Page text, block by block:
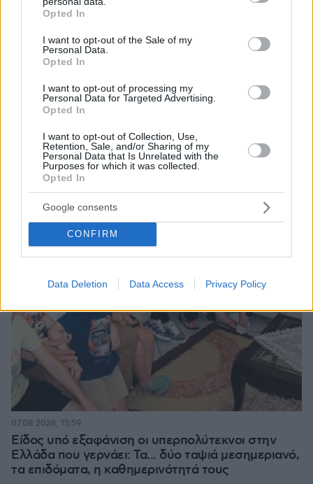
grant or deny consent to Google and its third-party tags to
use your data for below specified purposes in below Google
consent section.
Opted In
I want to opt-out of the Sale of my
Personal Data.
Opted In
I want to opt-out of processing my
Personal Data for Targeted Advertising.
Opted In
I want to opt-out of Collection, Use,
Retention, Sale, and/or Sharing of my
Personal Data that Is Unrelated with the
Purposes for which it was collected.
Opted In
Google consents
CONFIRM
Data Deletion Data Access Privacy Policy
«Πόσα θέλεις για το κορίτσι;»: Τουρίστας στην
Κρήτη ζητά... τιμή για να ασελγήσει σε ανήλικη, τι
καταγγέλλει ο ιδιοκτήτης επιχείρησης
07.08.2026, 18:22
Είδος υπό εξαφάνιση οι υπερπολύτεκνοι στην
Ελλάδα που γερνάει: Τα... δύο ταψιά μεσημεριανό,
τα επιδόματα, η καθημερινότητά τους
07.08.2026, 15:59